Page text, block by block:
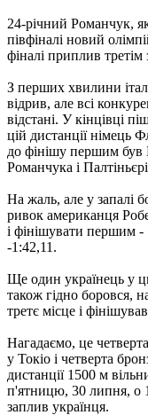
24-річний Романчук,
півфіналі новий
фіналі приплив
З перших хвилини
відрив, але всі
відстані. У кінцівці
цій дистанції німець
до фінішу першим був
Романчука і
На жаль, але у запалі
ривок американця
і фінішувати першим -
-1:42,11.
Ще один українець у
також гідно боровся,
третє місце і
Нагадаємо, це
у Токіо і четверта
дистанції 1500 м
п'ятницю, 30 липня, о
заплив українця.